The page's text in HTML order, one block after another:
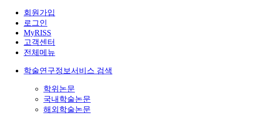
회원가입
로그인
MyRISS
고객센터
전체메뉴
학술연구정보서비스 검색
학위논문
국내학술논문
해외학술논문